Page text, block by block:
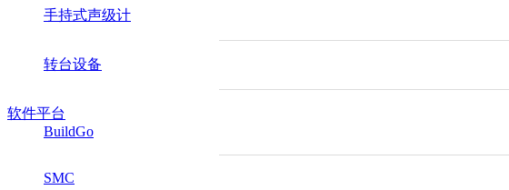
手持式声级计
转台设备
软件平台
BuildGo
SMC